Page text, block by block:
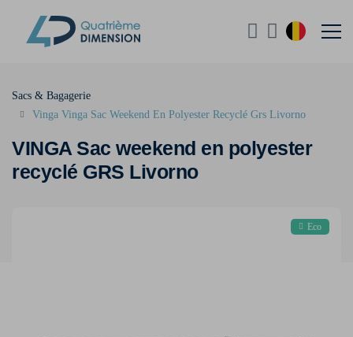
VINGA Sac weekend en polyester
recyclé GRS Livorno
Sacs & Bagagerie
Vinga Vinga Sac Weekend En Polyester Recyclé Grs Livorno
Eco